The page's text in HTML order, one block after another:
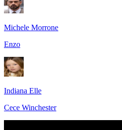
Michele Morrone
Enzo
Indiana Elle
Cece Winchester